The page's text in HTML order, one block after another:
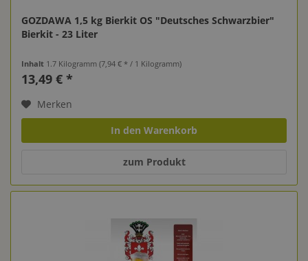
GOZDAWA 1,5 kg Bierkit OS "Deutsches Schwarzbier"
Bierkit - 23 Liter
Inhalt 1.7 Kilogramm(7,94 € * / 1 Kilogramm)
13,49 € *
Merken
In den Warenkorb
zum Produkt